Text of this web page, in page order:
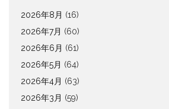
2026年8月 (16)
2026年7月 (60)
2026年6月 (61)
2026年5月 (64)
2026年4月 (63)
2026年3月 (59)